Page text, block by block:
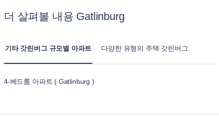
더 살펴볼 내용 Gatlinburg
기타 갓린버그 규모별 아파트 다양한 유형의 주택 갓린버그
4-베드룸 아파트 ( Gatlinburg )